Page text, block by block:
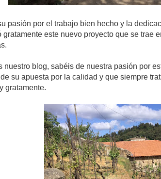
pasión por el trabajo bien hecho y la
gratamente este nuevo proyecto que se trae
nuestro blog, sabéis de nuestra pasión por
su apuesta por la calidad y que siempre
gratamente.